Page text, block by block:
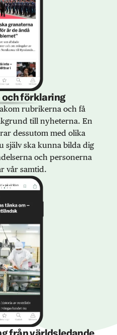
och förklaring
rubrikerna och få
till nyheterna. En
dessutom med olika
själv ska kunna bilda dig
och personerna
vår samtid.